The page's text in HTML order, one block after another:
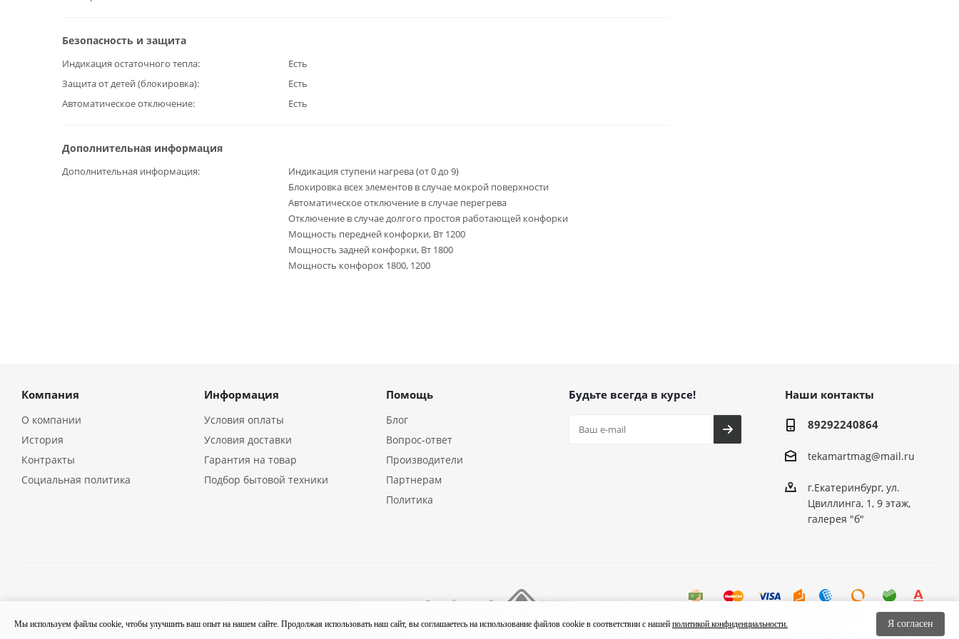
Безопасность и защита
Индикация остаточного тепла
Есть
Защита от детей (блокировка)
Есть
Автоматическое отключение
Есть
Дополнительная информация
Дополнительная информация
Индикация ступени нагрева (от 0 до 9)
Блокировка всех элементов в случае мокрой поверхности
Автоматическое отключение в случае перегрева
Отключение в случае долгого простоя работающей конфорки
Мощность передней конфорки, Вт 1200
Мощность задней конфорки, Вт 1800
Мощность конфорок 1800, 1200
Компания
О компании
История
Контракты
Социальная политика
Информация
Условия оплаты
Условия доставки
Гарантия на товар
Подбор бытовой техники
Помощь
Блог
Вопрос-ответ
Производители
Партнерам
Политика
Будьте всегда в курсе! Наши контакты
89292240864
tekamartmag@mail.ru
г.Екатеринбург, ул.
Цвиллинга, 1, 9 этаж,
галерея "б"
Разработка сайта
Мы используем файлы cookie, чтобы улучшить ваш опыт на нашем сайте. Продолжая использовать наш сайт, вы соглашаетесь на использование файлов cookie в соответствии с нашей политикой конфиденциальности. Я согласен